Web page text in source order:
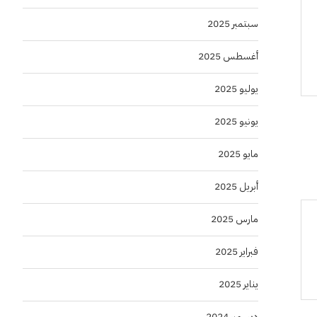
سبتمبر 2025
أغسطس 2025
يوليو 2025
يونيو 2025
مايو 2025
أبريل 2025
مارس 2025
فبراير 2025
يناير 2025